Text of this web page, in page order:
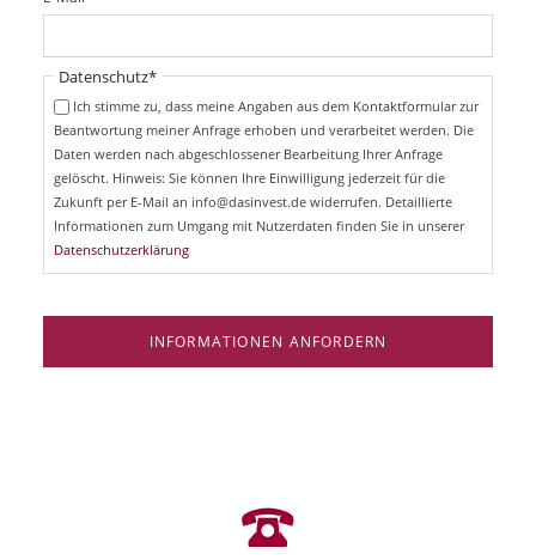
c
t
f
f
i
Pflichtfeld
Datenschutz*
Ich stimme zu, dass meine Angaben aus dem Kontaktformular zur
Beantwortung meiner Anfrage erhoben und verarbeitet werden. Die
Daten werden nach abgeschlossener Bearbeitung Ihrer Anfrage
gelöscht. Hinweis: Sie können Ihre Einwilligung jederzeit für die
Zukunft per E-Mail an info@dasinvest.de widerrufen. Detaillierte
Informationen zum Umgang mit Nutzerdaten finden Sie in unserer
Datenschutzerklärung
INFORMATIONEN ANFORDERN